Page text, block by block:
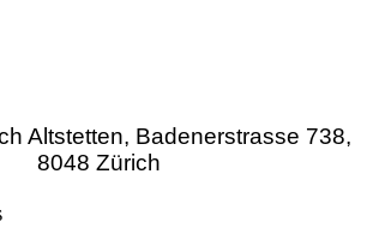
Altstetten, Badenerstrasse 738,
8048 Zürich